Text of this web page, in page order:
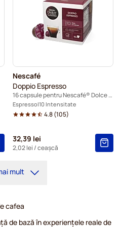
Nescafé
Doppio Espresso
16 capsule pentru Nescafé® Dolce Gusto
Espresso 10 Intensitate
4.8(105)
32,39 lei
2,02 lei / ceașcă
mult
cafea
de bază în experiențele reale de